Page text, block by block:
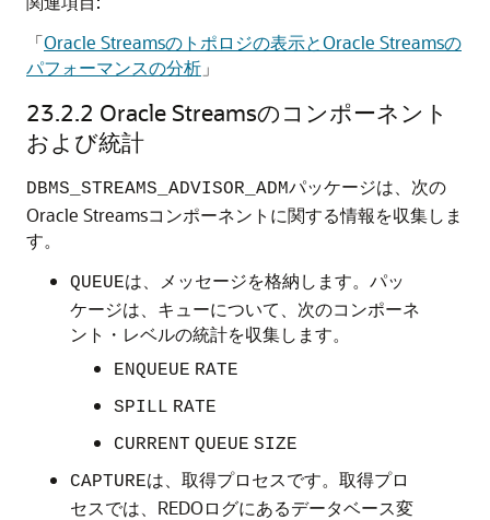
「Oracle Streamsのトポロジの表示とOracle Streamsの
パフォーマンスの分析 」
23.2.2 Oracle Streamsのコンポーネント
および統計
DBMS_STREAMS_ADVISOR_ADMパッケージは、次の
Oracle Streamsコンポーネントに関する情報を収集しま
す。
QUEUEは、メッセージを格納します。パッ
ケージは、キューについて、次のコンポーネ
ント・レベルの統計を収集します。
ENQUEUE RATE
SPILL RATE
CURRENT QUEUE SIZE
CAPTUREは、取得プロセスです。取得プロ
セスでは、REDOログにあるデータベース変